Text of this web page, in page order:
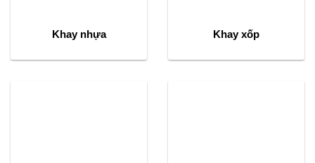
Khay nhựa Khay xốp